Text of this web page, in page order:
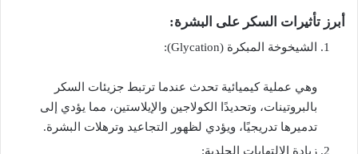
أبرز تأثيرات السكر على البشرة:
الشيخوخة المبكرة (Glycation):
وهي عملية كيميائية تحدث عندما ترتبط جزيئات السكر
بالبروتينات، وتحديدًا الكولاجين والإيلاستين، مما يؤدي إلى
تدميرها تدريجيًا، ويؤدي لظهور التجاعيد وترهلات البشرة.
زيادة الالتهابات الجلدية: